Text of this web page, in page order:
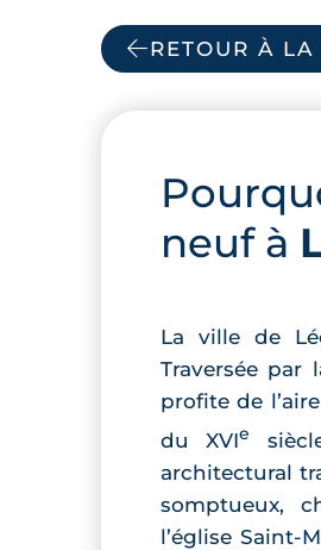
RETOUR À LA
neuf à
La ville de
Traversée par
profite de
du XVIe
architectural
somptueux,
l’église Saint-